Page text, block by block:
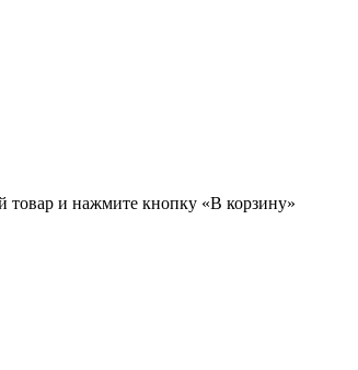
товар и нажмите кнопку «В корзину»